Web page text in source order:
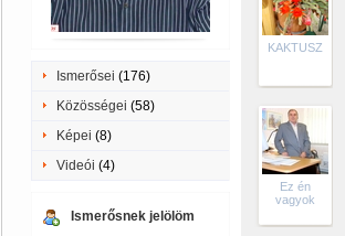
Ismerősei (176)
Közösségei (58)
Képei (8)
Videói (4)
Ismerősnek jelölöm
KAKTUSZ
Ez én
vagyok